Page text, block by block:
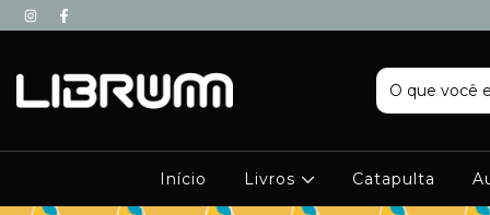
Início Livros Catapulta